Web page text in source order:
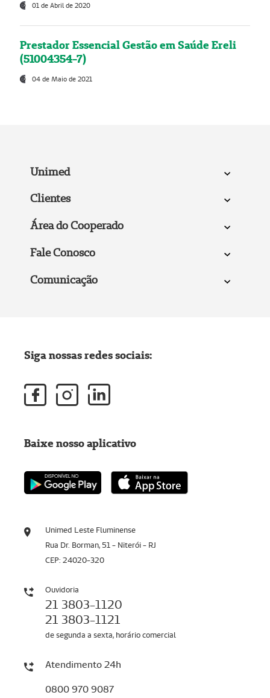
01 de Abril de 2020
Prestador Essencial Gestão em Saúde Ereli
(51004354-7)
04 de Maio de 2021
Unimed
Clientes
Área do Cooperado
Fale Conosco
Comunicação
Unimed Leste Fluminense
Rua Dr. Borman, 51 - Niterói - RJ
CEP: 24020-320
Ouvidoria
21 3803-1120
21 3803-1121
de segunda a sexta, horário comercial
Atendimento 24h
0800 970 9087
Siga nossas redes sociais:
Baixe nosso aplicativo